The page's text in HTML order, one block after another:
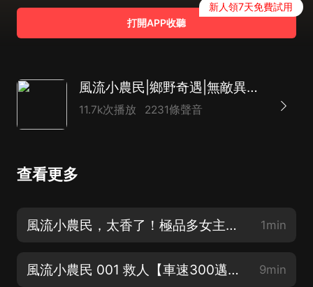
打開APP收聽
新人領7天免費試用
風流小農民|鄉野奇遇|無敵異能|美女環繞|開掛爽文
11.7k次播放 2231條聲音
查看更多
風流小農民，太香了！極品多女主，金手指爽文，戴耳機上車！ 1min
風流小農民 001 救人【車速300邁，VIP用戶刷卡處】 9min